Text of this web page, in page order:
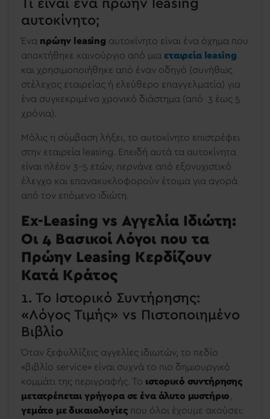
Τι είναι ένα πρώην leasing
αυτοκίνητο;
Ένα πρώην leasing αυτοκίνητο είναι ένα όχημα που
αποκτήθηκε καινούργιο από μια εταιρεία leasing
και χρησιμοποιήθηκε από έναν οδηγό (συνήθως
στέλεχος εταιρείας ή ελεύθερο επαγγελματία) για
ένα συγκεκριμένο χρονικό διάστημα (από 3 έως 5
χρόνια).
Μόλις η σύμβαση λήξει, το αυτοκίνητο επιστρέφει
στην εταιρεία leasing. Επειδή αυτά τα αυτοκίνητα
είναι πλέον 3-5 ετών, περνάνε από εξονυχιστικό
έλεγχο και επανακυκλοφορούν έτοιμα για αγορά
από τον επόμενο ιδιώτη.
Ex-Leasing vs Αγγελία Ιδιώτη:
Οι 4 Βασικοί Λόγοι που τα
Πρώην Leasing Κερδίζουν
Κατά Κράτος
1. Το Ιστορικό Συντήρησης:
«Λόγος Τιμής» vs Πιστοποιημένο
Βιβλίο
Όταν ξεφυλλίζεις αγγελίες ιδιωτών, το πεδίο
«βιβλίο service» είναι συχνά το πιο δημιουργικό
κομμάτι της περιγραφής. Το ιστορικό συντήρησης
μετατρέπεται γρήγορα σε ένα άλυτο μυστήριο
γεμάτο με δικαιολογίες που όλοι έχουμε ακούσει: